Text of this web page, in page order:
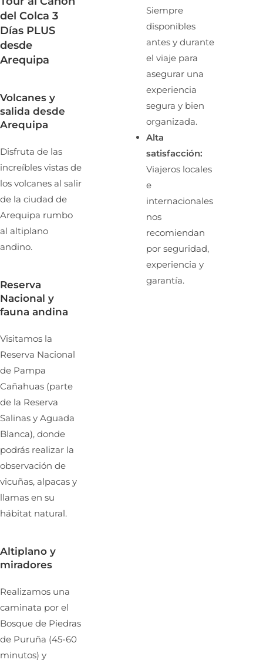
del Colca 3
Días PLUS
desde
Arequipa
Volcanes y
salida desde
Arequipa
Disfruta de las
increíbles vistas de
los volcanes al salir
de la ciudad de
Arequipa rumbo
al altiplano
andino.
Reserva
Nacional y
fauna andina
Visitamos la
Reserva Nacional
de Pampa
Cañahuas (parte
de la Reserva
Salinas y Aguada
Blanca), donde
podrás realizar la
observación de
vicuñas, alpacas y
llamas en su
hábitat natural.
Altiplano y
miradores
Realizamos una
caminata por el
Bosque de Piedras
de Puruña (45-60
minutos) y
Siempre
disponibles
antes y durante
el viaje para
asegurar una
experiencia
segura y bien
organizada.
Alta
satisfacción:
Viajeros locales
e
internacionales
nos
recomiendan
por seguridad,
experiencia y
garantía.